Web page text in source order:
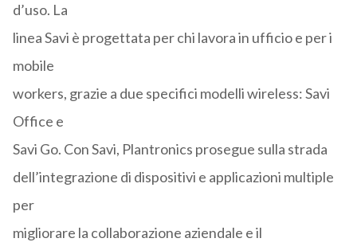
d’uso. La
linea Savi è progettata per chi lavora in ufficio e per i
mobile
workers, grazie a due specifici modelli wireless: Savi
Office e
Savi Go. Con Savi, Plantronics prosegue sulla strada
dell’integrazione di dispositivi e applicazioni multiple
per
migliorare la collaborazione aziendale e il